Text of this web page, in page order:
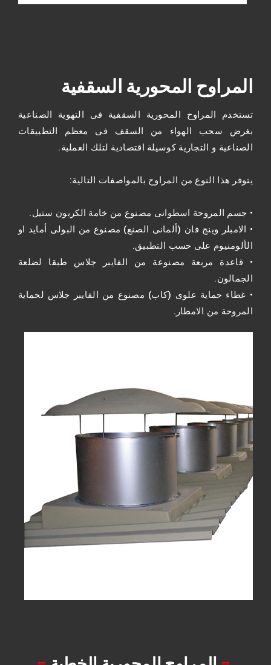
المراوح المحورية السقفية
تستخدم المراوح المحورية السقفية فى التهوية الصناعية
بغرض سحب الهواء من السقف فى معظم التطبيقات
الصناعية و التجارية كوسيلة اقتصادية لتلك العملية.
يتوفر هذا النوع من المراوح بالمواصفات التالية:
• جسم المروحة اسطوانى مصنوع من خامة الكربون ستيل.
• الامبلر وينج فان (ألمانى الصنع) مصنوع من البولى أمايد او
الألومنيوم على حسب التطبيق.
• قاعدة مربعة مصنوعة من الفايبر جلاس طبقا لضلعة
الجمالون.
• غطاء حماية علوى (كاب) مصنوع من الفايبر جلاس لحماية
المروحة من الامطار.